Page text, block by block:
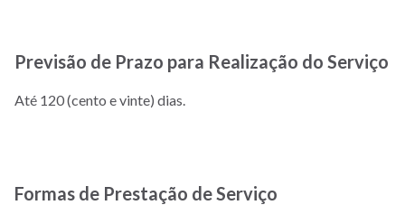
Previsão de Prazo para Realização do Serviço
Até 120 (cento e vinte) dias.
Formas de Prestação de Serviço